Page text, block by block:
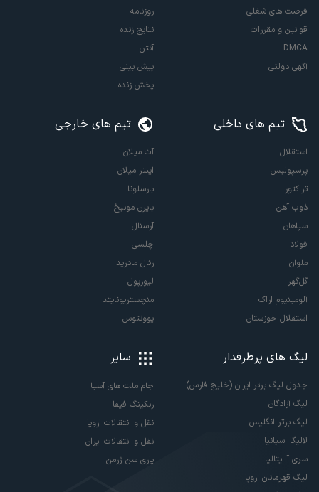
فرصت های شغلی
قوانین و مقررات
DMCA
آگهی دولتی
روزنامه
نتایج زنده
آنتن
پیش بینی
پخش زنده
تیم های داخلی
استقلال
پرسپولیس
تراکتور
ذوب آهن
سپاهان
فولاد
ملوان
گل‌گهر
آلومینیوم اراک
استقلال خوزستان
تیم های خارجی
آث میلان
اینتر میلان
بارسلونا
بایرن مونیخ
آرسنال
چلسی
رئال مادرید
لیورپول
منچستریونایتد
یوونتوس
لیگ های پرطرفدار
جدول لیگ برتر ایران (خلیج فارس)
لیگ آزادگان
لیگ برتر انگلیس
لالیگا اسپانیا
سری آ ایتالیا
لیگ قهرمانان اروپا
سایر
جام ملت های آسیا
رنکینگ فیفا
نقل و انتقالات اروپا
نقل و انتقالات ایران
پاری سن ژرمن